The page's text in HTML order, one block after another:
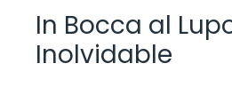
In Bocca al
Inolvidable